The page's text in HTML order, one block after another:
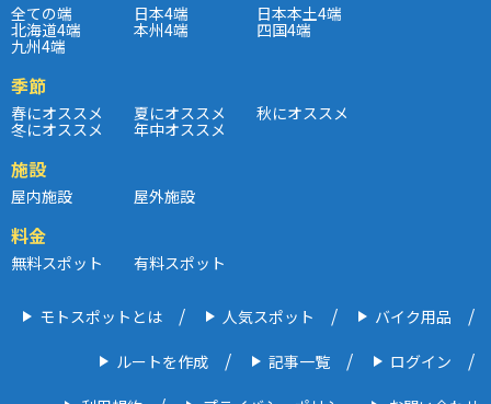
全ての端 日本4端 日本本土4端
北海道4端 本州4端 四国4端
九州4端
季節
春にオススメ 夏にオススメ 秋にオススメ
冬にオススメ 年中オススメ
施設
屋内施設 屋外施設
料金
無料スポット 有料スポット
モトスポットとは 人気スポット バイク用品
ルートを作成 記事一覧 ログイン